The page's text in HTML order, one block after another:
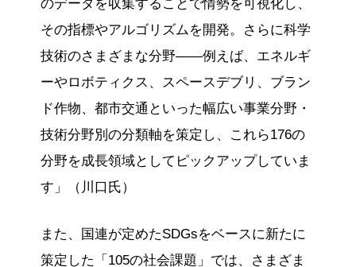
のデータを収集することで情勢を可視化し、
その指標やアルゴリズムを開発。さらに科学
技術のさまざまな分野——例えば、エネルギ
ーやロボティクス、スペースデブリ、ブラン
ド作物、都市交通といった幅広い事業分野・
技術分野別の分類軸を策定し、これら176の
分野を成長領域としてピックアップしていま
す」（川口氏）
また、国連が定めたSDGsをベースに新たに
策定した「105の社会課題」では、さまざま